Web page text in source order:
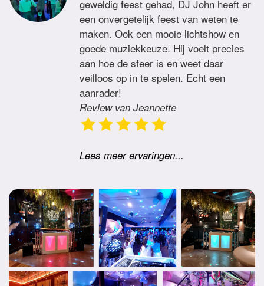
geweldig feest gehad, DJ John heeft er
een onvergetelijk feest van weten te
maken. Ook een mooie lichtshow en
goede muziekkeuze. Hij voelt precies
aan hoe de sfeer is en weet daar
veilloos op in te spelen. Echt een
aanrader!
Review van Jeannette
Lees meer ervaringen...